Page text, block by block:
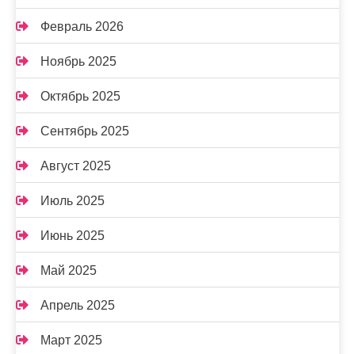
Февраль 2026
Ноябрь 2025
Октябрь 2025
Сентябрь 2025
Август 2025
Июль 2025
Июнь 2025
Май 2025
Апрель 2025
Март 2025